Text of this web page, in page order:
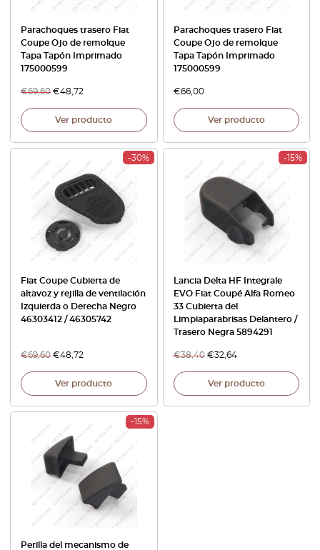
Parachoques trasero Fiat
Coupe Ojo de remolque
Tapa Tapón Imprimado
175000599
€69,60 €48,72
Ver producto
Parachoques trasero Fiat
Coupe Ojo de remolque
Tapa Tapón Imprimado
175000599
€66,00
Ver producto
-30%
Fiat Coupe Cubierta de
altavoz y rejilla de ventilación
Izquierda o Derecha Negro
46303412 / 46305742
€69,60 €48,72
Ver producto
-15%
Lancia Delta HF Integrale
EVO Fiat Coupé Alfa Romeo
33 Cubierta del
Limpiaparabrisas Delantero /
Trasero Negra 5894291
€38,40 €32,64
Ver producto
-15%
Perilla del mecanismo de